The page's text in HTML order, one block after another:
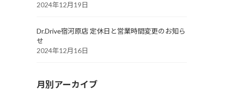
2024年12月19日
Dr.Drive宿河原店 定休日と営業時間変更のお知ら
せ
2024年12月16日
月別アーカイブ